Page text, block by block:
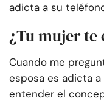
adicta a su
¿Tu mujer te
Cuando me
esposa es adicta
entender el